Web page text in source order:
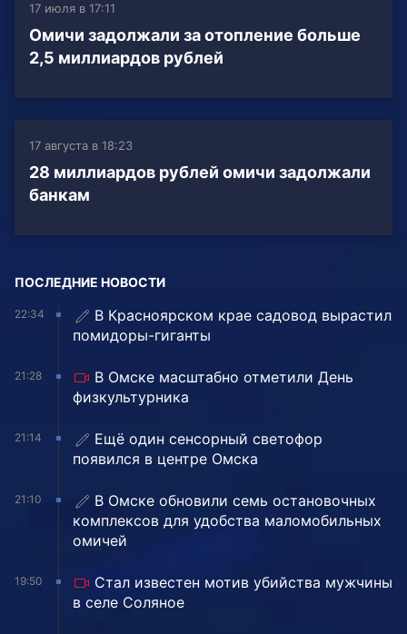
17 июля в 17:11
Омичи задолжали за отопление больше
2,5 миллиардов рублей
17 августа в 18:23
28 миллиардов рублей омичи задолжали
банкам
ПОСЛЕДНИЕ НОВОСТИ
22:34
В Красноярском крае садовод вырастил
помидоры-гиганты
21:28
В Омске масштабно отметили День
физкультурника
21:14
Ещё один сенсорный светофор
появился в центре Омска
21:10
В Омске обновили семь остановочных
комплексов для удобства маломобильных
омичей
19:50
Стал известен мотив убийства мужчины
в селе Соляное